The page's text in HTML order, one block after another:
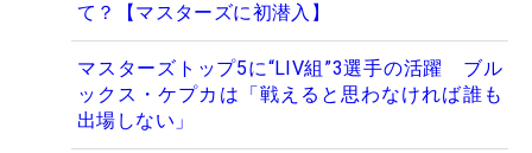
て？【マスターズに初潜入】
マスターズトップ5に“LIV組”3選手の活躍 ブル
ックス・ケプカは「戦えると思わなければ誰も
出場しない」